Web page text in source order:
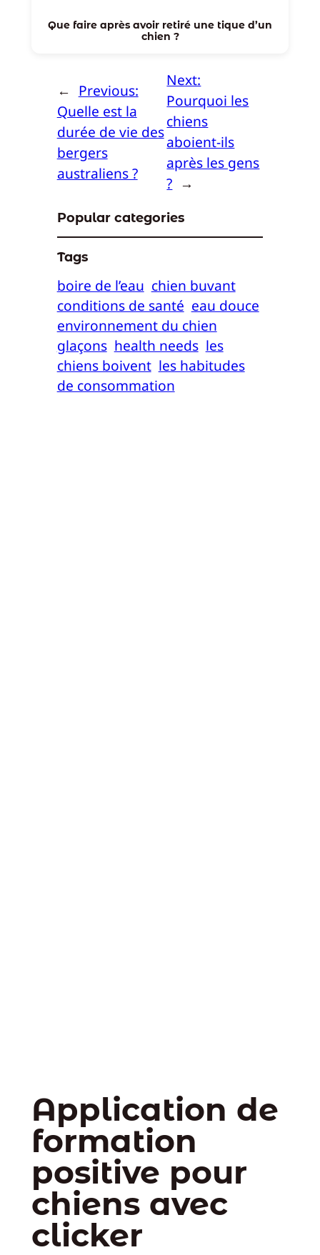
Que faire après avoir retiré une tique d’un
chien ?
← Previous:
Quelle est la
durée de vie des
bergers
australiens ?
Next:
Pourquoi les
chiens
aboient-ils
après les gens
? →
Popular categories
Tags
boire de l’eau chien buvant
conditions de santé eau douce
environnement du chien
glaçons health needs les
chiens boivent les habitudes
de consommation
Application de
formation
positive pour
chiens avec
clicker